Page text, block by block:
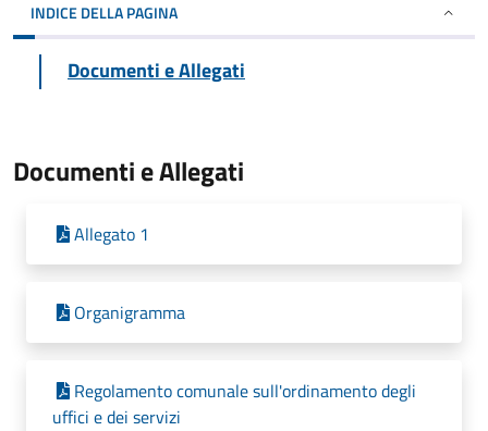
INDICE DELLA PAGINA
Documenti e Allegati
Documenti e Allegati
Allegato 1
Organigramma
Regolamento comunale sull'ordinamento degli
uffici e dei servizi